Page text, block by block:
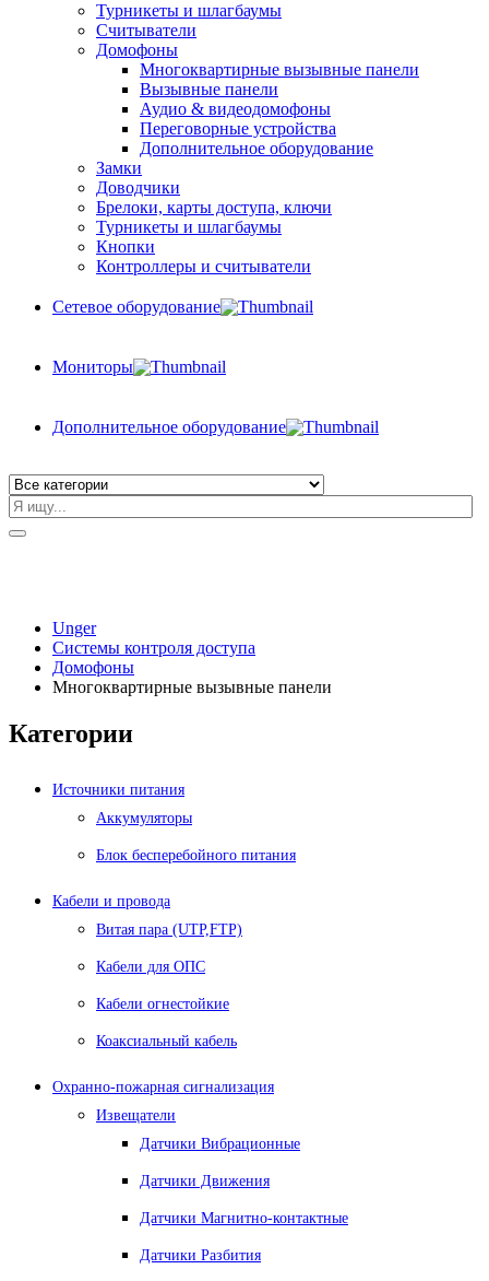
Турникеты и шлагбаумы
Cчитыватели
Домофоны
Многоквартирные вызывные панели
Вызывные панели
Аудио & видеодомофоны
Переговорные устройства
Дополнительное оборудование
Замки
Доводчики
Брелоки, карты доступа, ключи
Турникеты и шлагбаумы
Кнопки
Контроллеры и считыватели
Сетевое оборудование
Мониторы
Дополнительное оборудование
Unger
Системы контроля доступа
Домофоны
Многоквартирные вызывные панели
Категории
Источники питания
Аккумуляторы
Блок бесперебойного питания
Кабели и провода
Витая пара (UTP,FTP)
Кабели для ОПС
Кабели огнестойкие
Коаксиальный кабель
Охранно-пожарная сигнализация
Извещатели
Датчики Вибрационные
Датчики Движения
Датчики Магнитно-контактные
Датчики Разбития